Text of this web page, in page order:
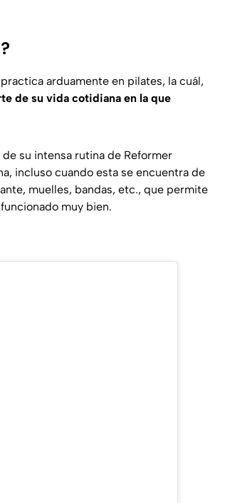
arduamente en pilates, la cuál,
de su vida cotidiana en la que
su intensa rutina de Reformer
incluso cuando esta se encuentra de
muelles, bandas, etc., que permite
muy bien.